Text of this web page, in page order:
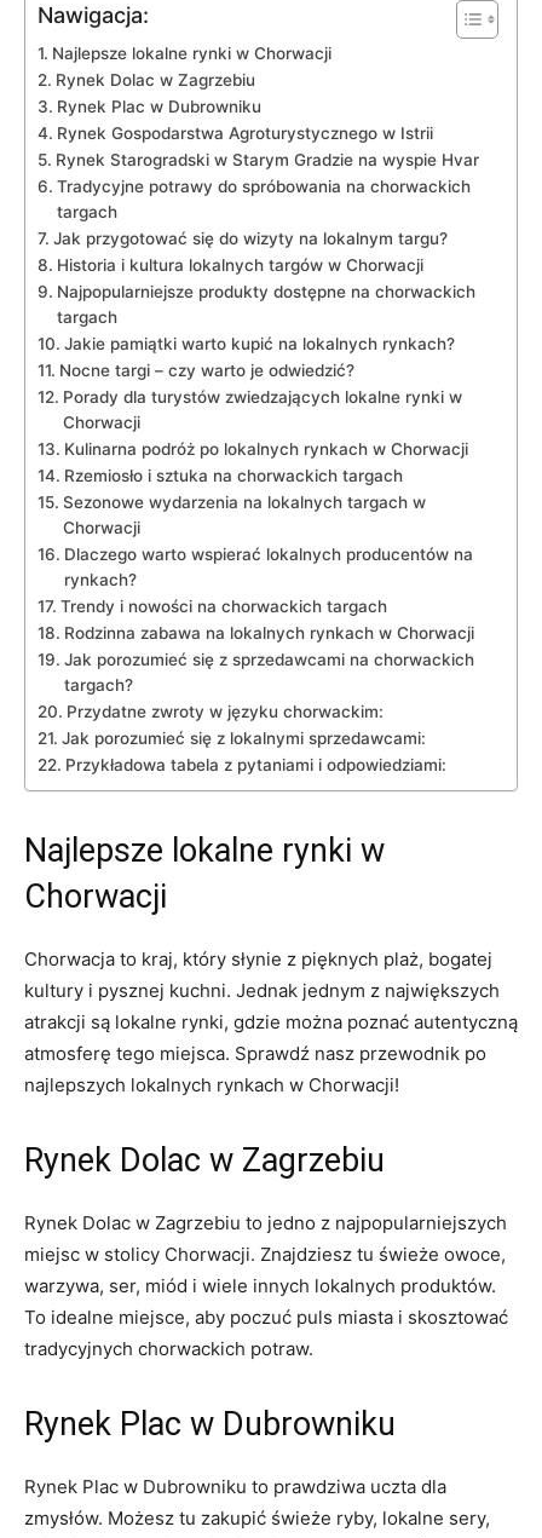
Nawigacja:
Najlepsze lokalne rynki w Chorwacji
Rynek​ Dolac ‍w Zagrzebiu
Rynek Plac w Dubrowniku
Rynek ⁢Gospodarstwa Agroturystycznego w Istrii
Rynek Starogradski w ‍Starym Gradzie na ‌wyspie Hvar
Tradycyjne potrawy do spróbowania na ⁤chorwackich
targach
Jak przygotować się ​do wizyty na lokalnym targu?
Historia i⁤ kultura ⁤lokalnych targów w Chorwacji
Najpopularniejsze produkty dostępne na chorwackich
targach
Jakie pamiątki warto ​kupić ‍na ‍lokalnych⁤ rynkach?
Nocne⁢ targi – czy warto je odwiedzić?
Porady dla turystów zwiedzających lokalne rynki w​
Chorwacji
Kulinarna podróż po lokalnych rynkach w Chorwacji
Rzemiosło ‌i sztuka na chorwackich targach
Sezonowe wydarzenia⁣ na ⁣lokalnych targach w‍
Chorwacji
Dlaczego warto ⁣wspierać lokalnych ⁢producentów na⁢
rynkach?
Trendy i nowości na⁤ chorwackich targach
Rodzinna ‌zabawa na lokalnych rynkach​ w Chorwacji
Jak porozumieć ⁤się z sprzedawcami na chorwackich
targach?
Przydatne zwroty⁤ w ‌języku chorwackim:
Jak​ porozumieć się z lokalnymi sprzedawcami:
Przykładowa ​tabela z pytaniami i odpowiedziami:
Najlepsze lokalne rynki w
Chorwacji
Chorwacja to kraj, który słynie z pięknych plaż, bogatej
kultury‍ i pysznej ⁤kuchni. Jednak jednym z największych
atrakcji są lokalne rynki, ⁤gdzie można poznać autentyczną
​atmosferę ‍tego miejsca. Sprawdź⁢ nasz ‍przewodnik po
⁤najlepszych lokalnych rynkach w Chorwacji!
Rynek​ Dolac ‍w Zagrzebiu
Rynek Dolac w Zagrzebiu to jedno z‍ najpopularniejszych​
miejsc ⁢w stolicy ⁢Chorwacji. Znajdziesz ⁢tu świeże owoce,
warzywa, ser, miód i wiele⁢ innych⁣ lokalnych produktów.
To idealne miejsce, aby ⁢poczuć ⁤puls miasta i skosztować
tradycyjnych chorwackich⁤ potraw.
Rynek Plac w Dubrowniku
Rynek Plac w Dubrowniku ⁣to prawdziwa uczta dla
zmysłów. Możesz tu zakupić świeże⁢ ryby, lokalne sery,